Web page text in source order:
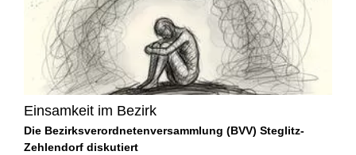
Einsamkeit im Bezirk
Die Bezirksverordnetenversammlung (BVV) Steglitz-
Zehlendorf diskutiert